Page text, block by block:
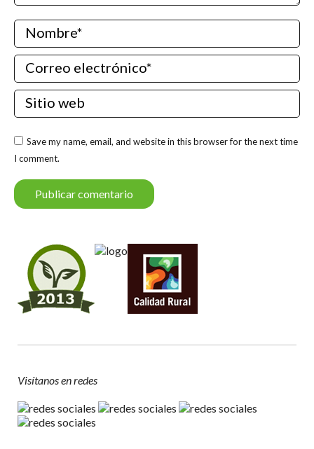
Nombre *
Correo electrónico *
Sitio web
Save my name, email, and website in this browser for the next time
I comment.
Publicar comentario
Visítanos en redes